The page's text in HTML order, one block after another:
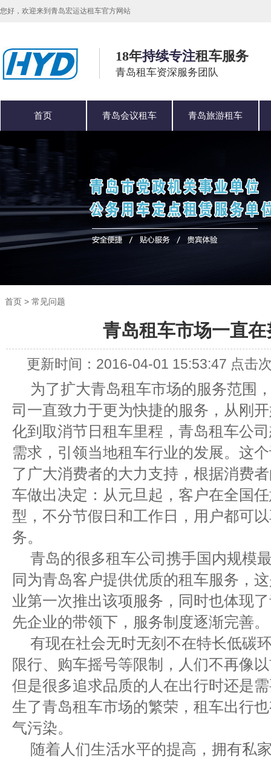
您好，欢迎来到青岛宏运达租车官方网站
18年持续专注租车服务
青岛租车资深服务团队
首页 青岛会议租车 青岛旅游租车
公司简介
首页 > 常见问题
青岛租车市场一直在
更新时间： 2016-04-01 15:53:47 点击
为了扩大青岛租车市场的服务范围
司一直致力于更为快捷的服务，从刚
化到取消节日租车里程，青岛租车公
需求，引领当地租车行业的发展。这
了广大消费者的大力支持，根据消费
车做出决定：从元旦起，客户在全国
型，不分节假日和工作日，用户都可
务。
青岛的很多租车公司携手国内规模
同为青岛客户提供优质的租车服务，
业第一次推出该项服务，同时也体现
先企业的带领下，服务制度逐渐完善。
有现在社会无时无刻不在特长低碳
限行、购车摇号等限制，人们不再像
但是很多追求品质的人在出行时还是
生了青岛租车市场的繁荣，租车出行
气污染。
随着人们生活水平的提高，拥有私